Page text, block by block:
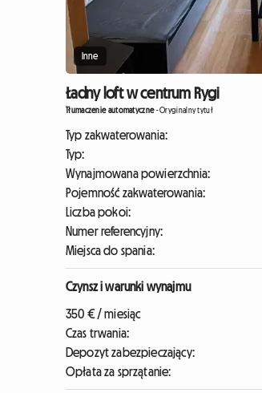
Inne
Ładny loft w centrum Rygi
Tłumaczenie automatyczne-Oryginalny tytuł
Typ zakwaterowania:
Typ:
Wynajmowana powierzchnia:
Pojemność zakwaterowania:
Liczba pokoi:
Numer referencyjny:
Miejsca do spania:
Czynsz i warunki wynajmu
350 € / miesiąc
Czas trwania:
Depozyt zabezpieczający:
Opłata za sprzątanie: